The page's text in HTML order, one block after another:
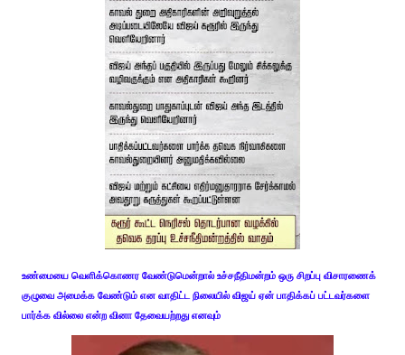
உண்மையை வெளிக்கொணர வேண்டுமென்றால் உச்சநீதிமன்றம் ஒரு சிறப்பு விசாரணைக்
குழுவை அமைக்க வேண்டும் என வாதிட்ட நிலையில் விஜய் ஏன் பாதிக்கப் பட்டவர்களை
பார்க்க வில்லை என்ற வினா தேவையற்றது எனவும்